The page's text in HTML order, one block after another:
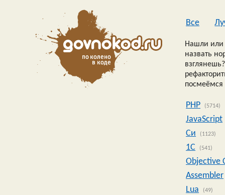
Все
Нашли или
назвать
посмеёмся
PHP (5714)
JavaScript
Си
(1123)
1C (541)
Objective
Assembler
Lua
(49)